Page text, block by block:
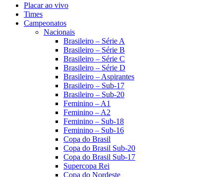
Placar ao vivo
Times
Campeonatos
Nacionais
Brasileiro – Série A
Brasileiro – Série B
Brasileiro – Série C
Brasileiro – Série D
Brasileiro – Aspirantes
Brasileiro – Sub-17
Brasileiro – Sub-20
Feminino – A1
Feminino – A2
Feminino – Sub-18
Feminino – Sub-16
Copa do Brasil
Copa do Brasil Sub-20
Copa do Brasil Sub-17
Supercopa Rei
Copa do Nordeste